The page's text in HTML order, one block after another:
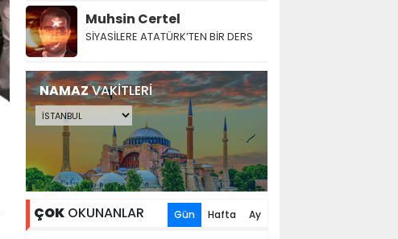
Muhsin Certel
SİYASİLERE ATATÜRK’TEN BİR DERS
NAMAZVAKİTLERİ
ÇOK OKUNANLAR Gün Hafta Ay